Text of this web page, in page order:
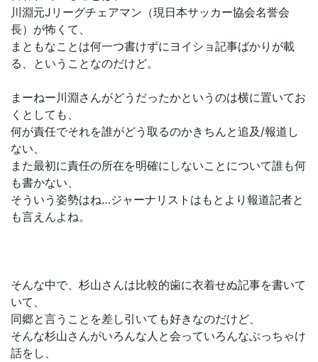
川淵元Jリーグチェアマン（現日本サッカー協会名誉会
長）が怖くて、
まともなことは何一つ書けずにヨイショ記事ばかりが載
る、ということなのだけど。
まーねー川淵さんがどうだったかというのは横に置いてお
くとしても、
何が責任でそれを誰がどう取るのかきちんと追及/報道し
ない、
また最初に責任の所在を明確にしないことについて誰も何
も書かない、
そういう姿勢はね…ジャーナリストはもとより報道記者と
も言えんよね。
そんな中で、杉山さんは比較的歯に衣着せぬ記事を書いて
いて、
同郷と言うことを差し引いても好きなのだけど、
そんな杉山さんがいろんな人と会っていろんなぶっちゃけ
話をし、